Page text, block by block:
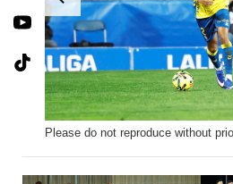
Please do not reproduce without